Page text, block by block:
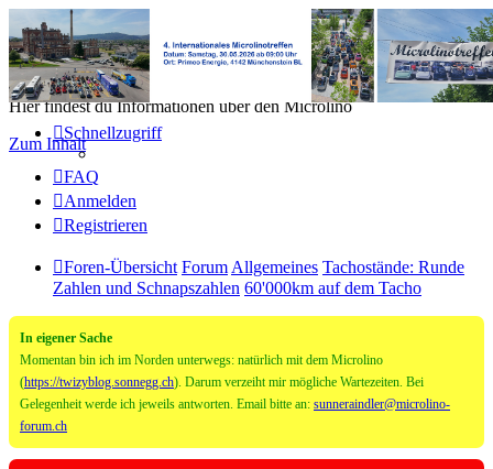
Microlino Forum
Hier findest du Informationen über den Microlino
Zum Inhalt
Schnellzugriff
FAQ
Anmelden
Registrieren
Foren-Übersicht Forum Allgemeines Tachostände: Runde
Zahlen und Schnapszahlen 60'000km auf dem Tacho
In eigener Sache
Momentan bin ich im Norden unterwegs: natürlich mit dem Microlino
(https://twizyblog.sonnegg.ch). Darum verzeiht mir mögliche Wartezeiten. Bei
Gelegenheit werde ich jeweils antworten. Email bitte an: sunneraindler@microlino-
forum.ch